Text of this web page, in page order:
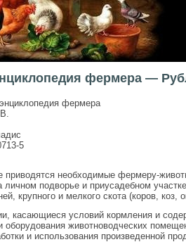
фермера —
фермера
5
приводятся необходимые фермеру-
подворье и приусадебном
крупного и мелкого скота (коров, коз,
касающиеся условий кормления и
оборудования животноводческих
и использования произведенной